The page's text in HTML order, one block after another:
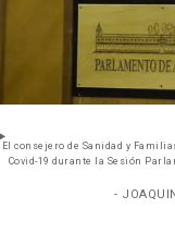
El consejero de Sanidad y
Covid-19 durante la Sesión
-